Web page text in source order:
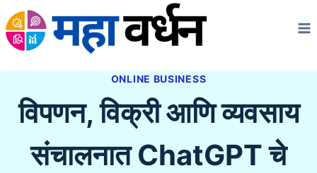
Skip
to
ONLINE BUSINESS
विपणन, विक्री आणि व्यवसाय
संचालनात ChatGPT चे